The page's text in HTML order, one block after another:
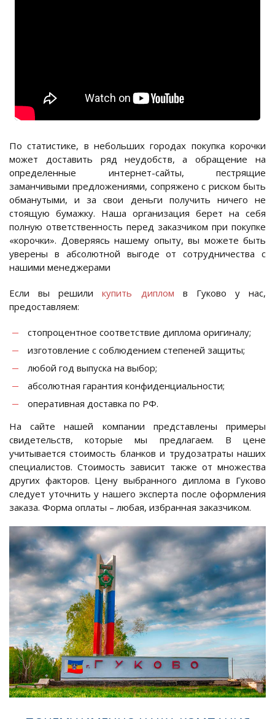
По статистике, в небольших городах покупка корочки
может доставить ряд неудобств, а обращение на
определенные интернет-сайты, пестрящие
заманчивыми предложениями, сопряжено с риском быть
обманутыми, и за свои деньги получить ничего не
стоящую бумажку. Наша организация берет на себя
полную ответственность перед заказчиком при покупке
«корочки». Доверяясь нашему опыту, вы можете быть
уверены в абсолютной выгоде от сотрудничества с
нашими менеджерами
Если вы решиликупить диплом в Гуково у нас,
предоставляем:
стопроцентное соответствие диплома оригиналу;
изготовление с соблюдением степеней защиты;
любой год выпуска на выбор;
абсолютная гарантия конфиденциальности;
оперативная доставка по РФ.
На сайте нашей компании представлены примеры
свидетельств, которые мы предлагаем. В цене
учитывается стоимость бланков и трудозатраты наших
специалистов. Стоимость зависит также от множества
других факторов. Цену выбранного диплома в Гуково
следует уточнить у нашего эксперта после оформления
заказа. Форма оплаты – любая, избранная заказчиком.